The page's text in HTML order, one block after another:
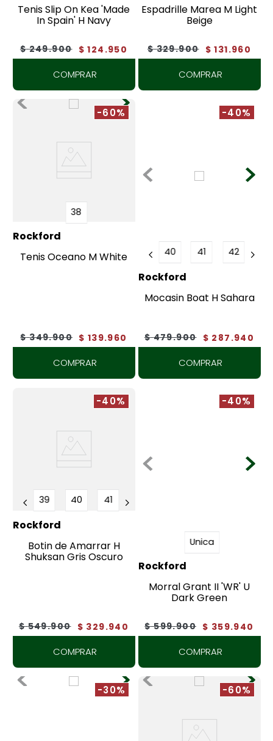
Tenis Slip On Kea 'Made
In Spain' H Navy
$ 249.900 $ 124 .950
COMPRAR
Espadrille Marea M Light
Beige
$ 329.900 $ 131.960
COMPRAR
-60%
38
Rockford
Tenis Oceano M White
$ 349.900 $ 139.960
COMPRAR
-40%
40 41 42
Rockford
Mocasin Boat H Sahara
$ 479.900 $ 287 .940
COMPRAR
-40%
39 40 41
Rockford
Botin de Amarrar H
Shuksan Gris Oscuro
$ 549.900 $ 329.940
COMPRAR
-40%
Unica
Rockford
Morral Grant II 'WR' U
Dark Green
$ 599.900 $ 359.940
COMPRAR
-30% -60%